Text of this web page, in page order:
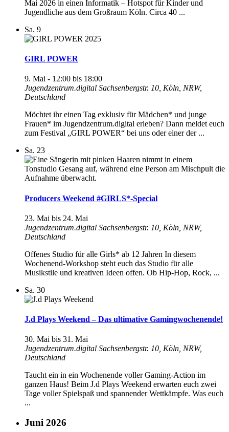
Mai 2026 in einen Informatik – Hotspot für Kinder und
Jugendliche aus dem Großraum Köln. Circa 40 ...
Sa. 9
GIRL POWER
9. Mai - 12:00 bis 18:00
Jugendzentrum.digital Sachsenbergstr. 10, Köln, NRW,
Deutschland
Möchtet ihr einen Tag exklusiv für Mädchen* und junge
Frauen* im Jugendzentrum.digital erleben? Dann meldet euch
zum Festival „GIRL POWER“ bei uns oder einer der ...
Sa. 23
Producers Weekend #GIRLS*-Special
23. Mai bis 24. Mai
Jugendzentrum.digital Sachsenbergstr. 10, Köln, NRW,
Deutschland
Offenes Studio für alle Girls* ab 12 Jahren In diesem
Wochenend-Workshop steht euch das Studio für alle
Musikstile und kreativen Ideen offen. Ob Hip-Hop, Rock, ...
Sa. 30
J.d Plays Weekend – Das ultimative Gamingwochenende!
30. Mai bis 31. Mai
Jugendzentrum.digital Sachsenbergstr. 10, Köln, NRW,
Deutschland
Taucht ein in ein Wochenende voller Gaming-Action im
ganzen Haus! Beim J.d Plays Weekend erwarten euch zwei
Tage voller Spielspaß und spannender Wettkämpfe. Was euch
...
Juni 2026